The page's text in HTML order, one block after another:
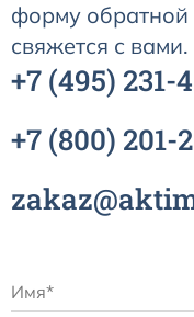
форму
свяжется с вами.
+7 (495) 231-
+7 (800) 201-